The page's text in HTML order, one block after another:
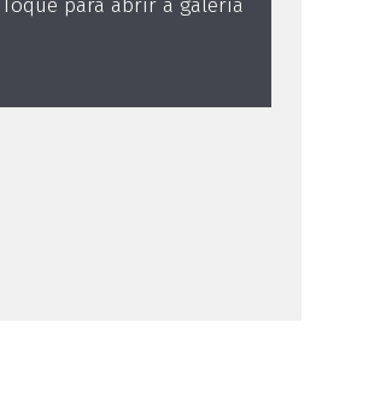
Toque para abrir a galeria